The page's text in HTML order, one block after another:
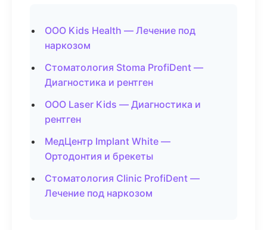
ООО Kids Health — Лечение под
наркозом
Стоматология Stoma ProfiDent —
Диагностика и рентген
ООО Laser Kids — Диагностика и
рентген
МедЦентр Implant White —
Ортодонтия и брекеты
Стоматология Clinic ProfiDent —
Лечение под наркозом